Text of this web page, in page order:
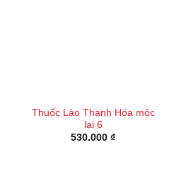
Thuốc Lào Thanh Hóa mộc
lại 6
530.000 ₫